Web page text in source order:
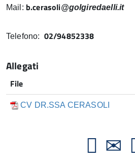
Mail: b.cerasoli@golgiredaelli.it
Telefono: 02/94852338
Allegati
File
CV DR.SSA CERASOLI